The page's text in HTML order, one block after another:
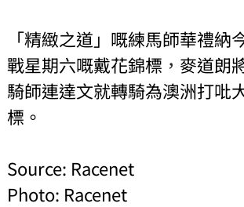
「精緻之道」嘅練馬師華禮
戰星期六嘅戴花錦標 ， 麥道朗
騎師連達文就轉騎為澳洲打吡
標。
Source: Racenet
Photo: Racenet